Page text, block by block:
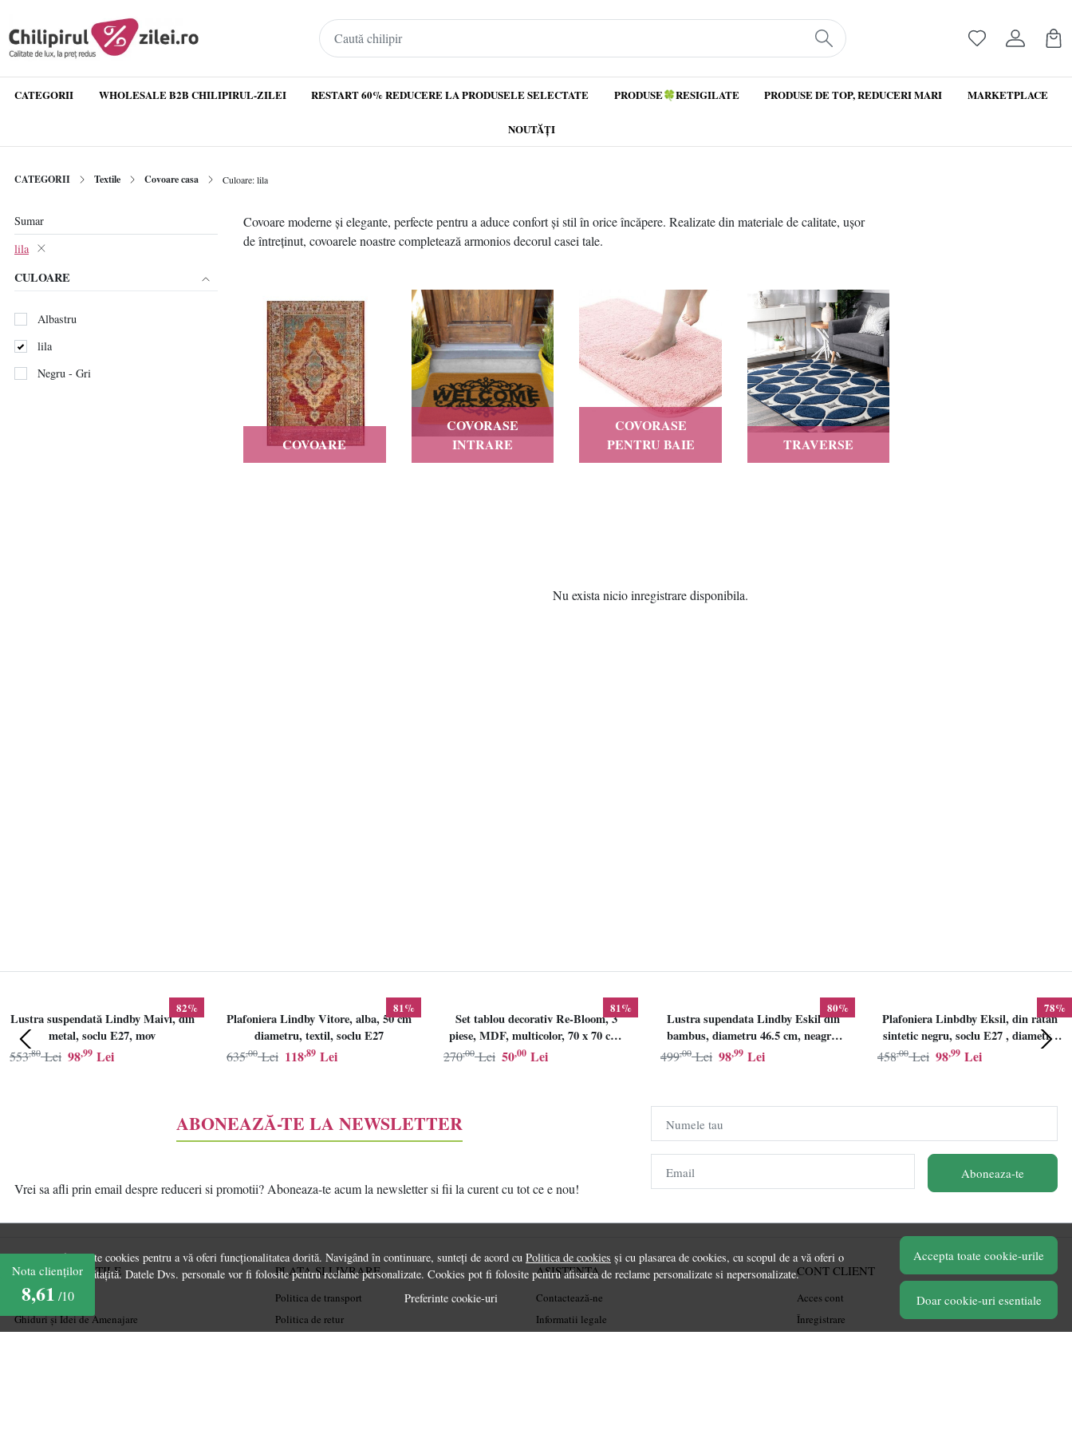
CATEGORII WHOLESALE B2B CHILIPIRUL-ZILEI RESTART 60% REDUCERE LA PRODUSELE SELECTATE PRODUSE🍀RESIGILATE PRODUSE DE TOP, REDUCERI MARI MARKETPLACE
NOUTĂȚI
CATEGORII Textile Covoare casa Culoare: lila
Sumar
lila
CULOARE
Albastru
lila
Negru - Gri
Covoare moderne și elegante, perfecte pentru a aduce confort și stil în orice încăpere. Realizate din materiale de calitate, ușor
de întreținut, covoarele noastre completează armonios decorul casei tale.
COVOARE
COVORASE
INTRARE
COVORASE
PENTRU BAIE
TRAVERSE
Nu exista nicio inregistrare disponibila.
Acest site folosește cookies pentru a vă oferi funcționalitatea dorită. Navigând în continuare, sunteți de acord cu Politica de cookies și cu plasarea de cookies, cu scopul de a vă oferi o
experiență îmbunătațită. Datele Dvs. personale vor fi folosite pentru reclame personalizate. Cookies pot fi folosite pentru afisarea de reclame personalizate si nepersonalizate.
Preferinte cookie-uri
Accepta toate cookie-urile
Doar cookie-uri esentiale
82%
Lustra suspendată Lindby Maivi, din
metal, soclu E27, mov
98,99 Lei
553,80 Lei
81%
Plafoniera Lindby Vitore, alba, 50 cm
diametru, textil, soclu E27
118,89 Lei
635,00 Lei
81%
Set tablou decorativ Re-Bloom, 3
piese, MDF, multicolor, 70 x 70 cm,
Resigilat, Grad B
50,00 Lei
270,00 Lei
80%
Lustra supendata Lindby Eskil din
bambus, diametru 46.5 cm, neagra,
E27
98,99 Lei
499,00 Lei
78%
Plafoniera Linbdby Eksil, din ratan
sintetic negru, soclu E27 , diametru
46.5cm, LINDBY
98,99 Lei
458,00 Lei
ABONEAZĂ-TE LA NEWSLETTER
Vrei sa afli prin email despre reduceri si promotii? Aboneaza-te acum la newsletter si fii la curent cu tot ce e nou!
Numele tau
Email Aboneaza-te
INFORMATII UTILE
Despre noi
Ghiduri și Idei de Amenajare
PLATA SI LIVRARE
Politica de transport
Politica de retur
ASISTENTA
Contactează-ne
Informatii legale
CONT CLIENT
Acces cont
Înregistrare
Nota clienților
8,61 /10